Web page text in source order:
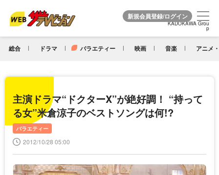
KADOKAWA Grou
p
総合 ドラマ バラエティー 映画 音楽 アニメ
KADOKAWA Grou
p
主演ドラマ“ドクターX”が絶好調！ “持って
る女”米倉涼子のベストソングは何!?
バラエティー
2012/10/28 05:00